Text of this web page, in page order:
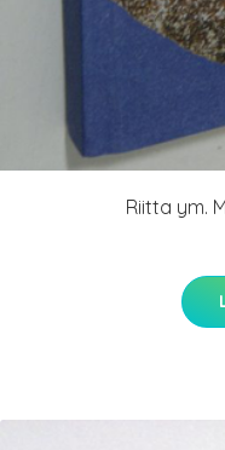
Riitta ym.